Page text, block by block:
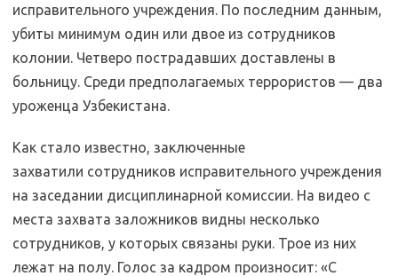
исправительного учреждения. По последним данным,
убиты минимум один или двое из сотрудников
колонии. Четверо пострадавших доставлены в
больницу. Среди предполагаемых террористов — два
уроженца Узбекистана.
Как стало известно, заключенные
захватили сотрудников исправительного учреждения
на заседании дисциплинарной комиссии. На видео с
места захвата заложников видны несколько
сотрудников, у которых связаны руки. Трое из них
лежат на полу. Голос за кадром произносит: «С